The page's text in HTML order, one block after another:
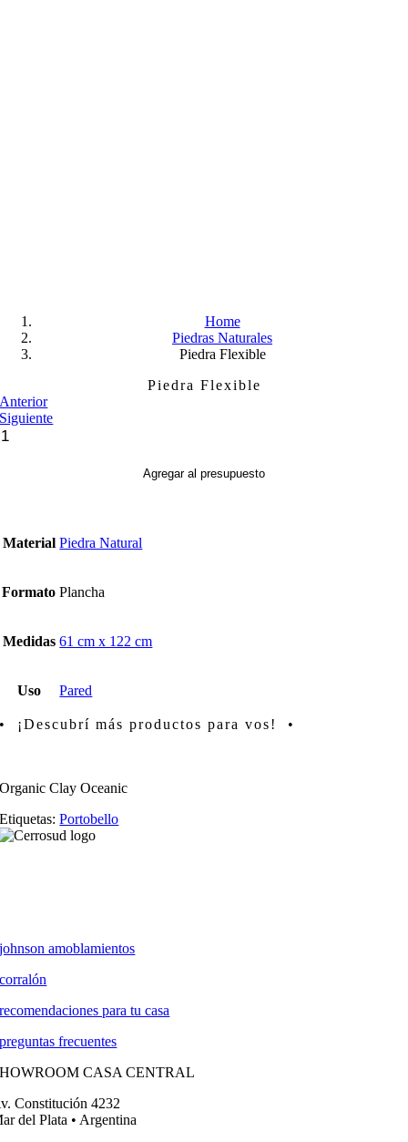
Home
Piedras Naturales
Piedra Flexible
Piedra Flexible
Anterior
Siguiente
Agregar al presupuesto
Material Piedra Natural
Formato Plancha
Medidas 61 cm x 122 cm
Uso Pared
• ¡Descubrí más productos para vos! •
Organic Clay Oceanic
Etiquetas:Portobello
johnson amoblamientos
corralón
recomendaciones para tu casa
preguntas frecuentes
CASA CENTRAL
Constitución 4232
del Plata • Argentina